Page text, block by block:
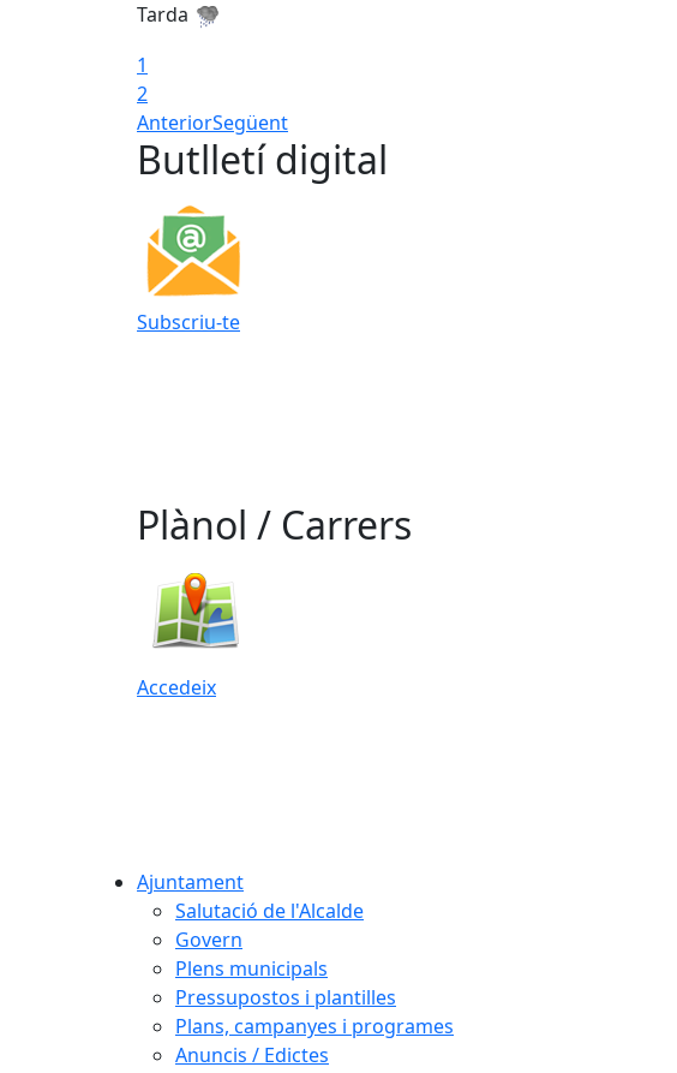
Tarda
1
2
AnteriorSegüent
Butlletí digital
Subscriu-te
Plànol / Carrers
Accedeix
Ajuntament
Salutació de l'Alcalde
Govern
Plens municipals
Pressupostos i plantilles
Plans, campanyes i programes
Anuncis / Edictes